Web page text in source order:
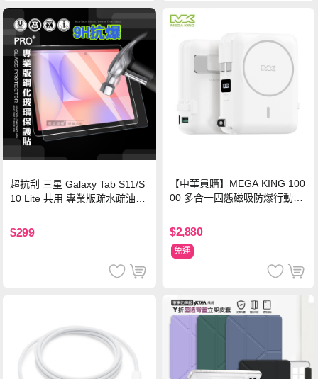
超抗刮 三星 Galaxy Tab S11/S
10 Lite 共用 專業版疏水疏油9H
$299
【中華員購】MEGA KING 100
00 多合一固態磁吸防爆行動電
$2,880
免運